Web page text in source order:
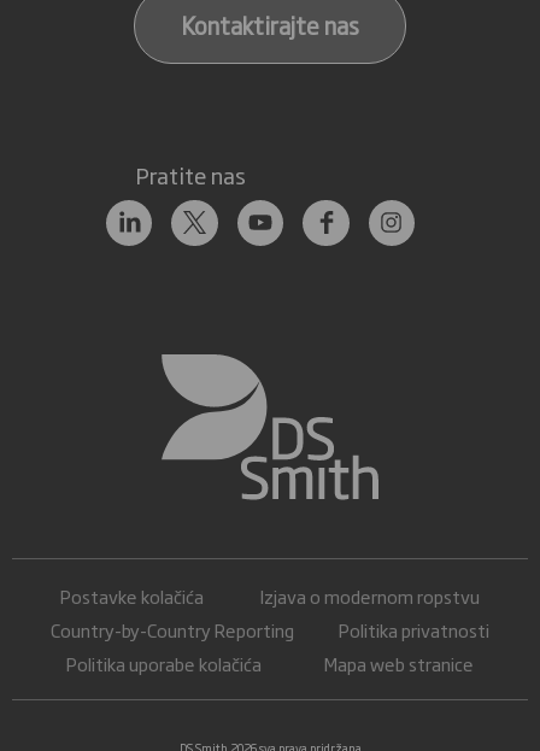
Kontaktirajte nas
Pratite nas
Postavke kolačića
Izjava o modernom ropstvu
Country-by-Country Reporting
Politika privatnosti
Politika uporabe kolačića
Mapa web stranice